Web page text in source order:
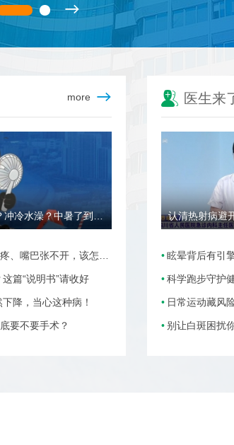
more
热红温了！喝藿香正气水？冲冷水澡？中暑了到底该咋办？
嘴巴张不开，该怎么办？
篇“说明书”请收好
降，当心这种病！
要不要手术？
 医生来
眩晕背后有引
科学跑步守护
日常运动藏风
别让白斑困扰